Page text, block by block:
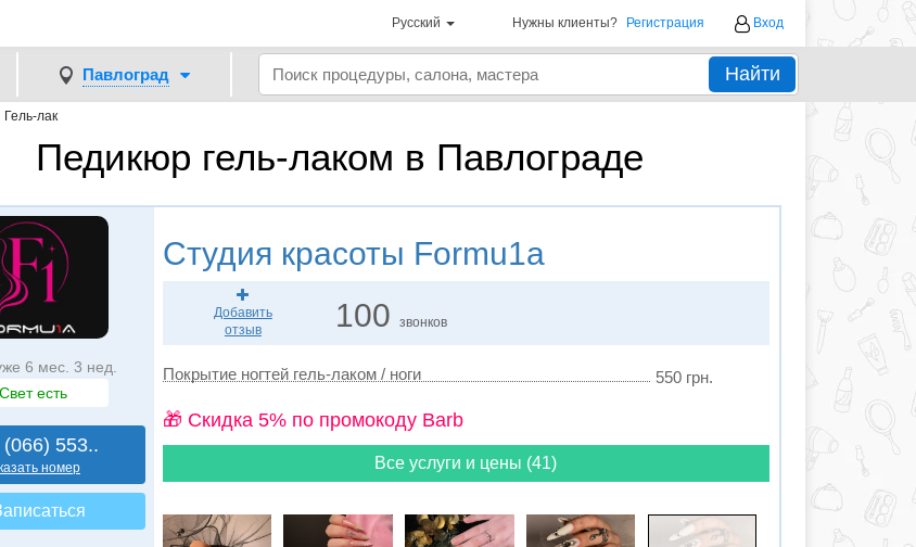
Русский Нужны клиенты? Регистрация Вход
Павлоград Найти
Гель-лак
Педикюр гель-лаком в Павлограде
6 мес. 3 нед.
есть
553..
номер
Студия красоты Formu1a
Добавить
отзыв
100звонков
Покрытие ногтей гель-лаком / ноги 550 грн.
🎁 Cкидка 5% по промокоду Barb
Все услуги и цены (41)